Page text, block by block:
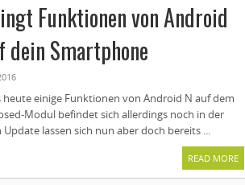
Funktionen von Android
dein Smartphone
heute einige Funktionen von Android N auf dem
Modul befindet sich allerdings noch in der
lassen sich nun aber doch bereits ...
READ MORE